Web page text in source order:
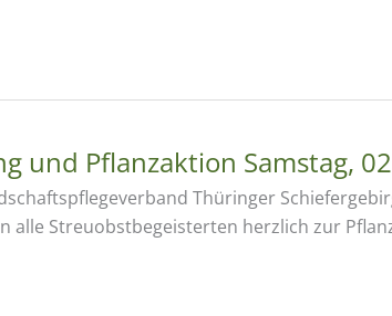
und Pflanzaktion Samstag,
Thüringer
alle Streuobstbegeisterten herzlich zur